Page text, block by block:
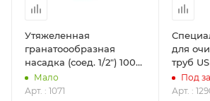
Утяжеленная
гранатоообразная
насадка (соед. 1/2") 100
л/мин 200 бар 80 м USB
1071
Мало
Арт. : 1071
для
труб
Под
Арт. :